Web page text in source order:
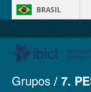
BRASIL
Conjuntos de
Grupos 7.